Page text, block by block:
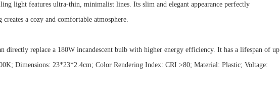
light features ultra-thin, minimalist lines. Its slim and elegant appearance perfectly
a cozy and comfortable atmosphere.
directly replace a 180W incandescent bulb with higher energy efficiency. It has a lifespan of up
Dimensions: 23*23*2.4cm; Color Rendering Index: CRI >80; Material: Plastic; Voltage: